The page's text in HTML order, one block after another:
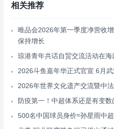
相关推荐
唯品会2026年第一季度净营收
保持增长
琼港青年共话自贸交流活动在海
2026斗鱼嘉年华正式官宣 6月
2026年世界文化遗产交流暨中
防疫第一！中超体系还是有变
500名中国球员身价≈孙星雨中